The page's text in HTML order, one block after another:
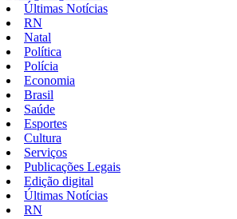
Últimas Notícias
RN
Natal
Política
Polícia
Economia
Brasil
Saúde
Esportes
Cultura
Serviços
Publicações Legais
Edição digital
Últimas Notícias
RN